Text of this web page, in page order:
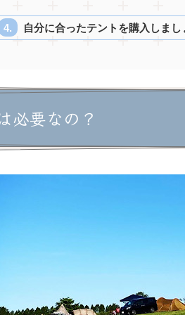
自分に合ったテントを購入しまし
必要なの？